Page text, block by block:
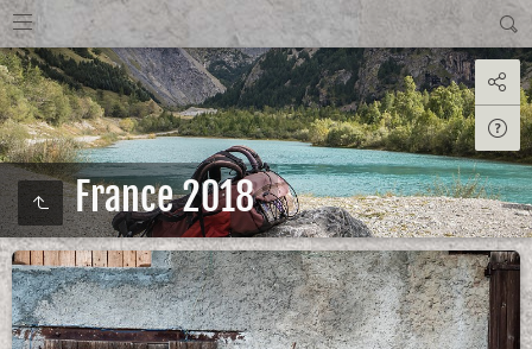
France 2018